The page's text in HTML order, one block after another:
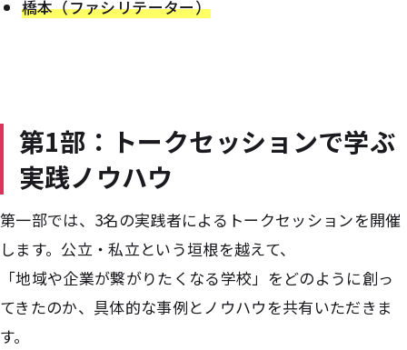
橋本（ファシリテーター）
第1部：トークセッションで学ぶ
実践ノウハウ
第一部では、3名の実践者によるトークセッションを開催
します。公立・私立という垣根を越えて、
「地域や企業が繋がりたくなる学校」をどのように創っ
てきたのか、具体的な事例とノウハウを共有いただきま
す。